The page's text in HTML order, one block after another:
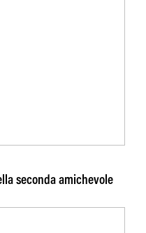
seconda amichevole